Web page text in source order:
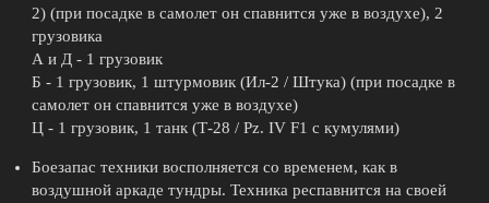
2) (при посадке в самолет он спавнится уже в воздухе), 2
грузовика
А и Д - 1 грузовик
Б - 1 грузовик, 1 штурмовик (Ил-2 / Штука) (при посадке в
самолет он спавнится уже в воздухе)
Ц - 1 грузовик, 1 танк (Т-28 / Pz. IV F1 с кумулями)
Боезапас техники восполняется со временем, как в
воздушной аркаде тундры. Техника респавнится на своей